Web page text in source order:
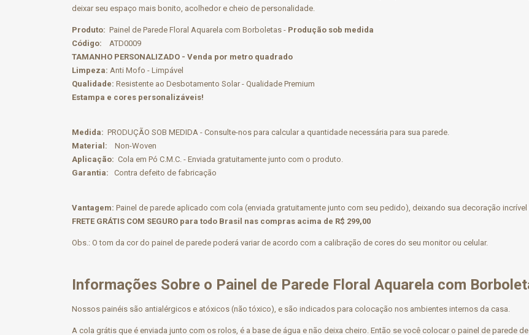
deixar seu espaço mais bonito, acolhedor e cheio de personalidade.
Produto: Painel de Parede Floral Aquarela com Borboletas - Produção sob medida
Código: ATD0009
TAMANHO PERSONALIZADO - Venda por metro quadrado
Limpeza: Anti Mofo - Limpável
Qualidade: Resistente ao Desbotamento Solar - Qualidade Premium
Estampa e cores personalizáveis!
Medida: PRODUÇÃO SOB MEDIDA - Consulte-nos para calcular a quantidade necessária para sua parede.
Material: Non-Woven
Aplicação: Cola em Pó C.M.C. - Enviada gratuitamente junto com o produto.
Garantia: Contra defeito de fabricação
Vantagem: Painel de parede aplicado com cola (enviada gratuitamente junto com seu pedido), deixando sua decoração
FRETE GRÁTIS COM SEGURO para todo Brasil nas compras acima de R$ 299,00
Obs.: O tom da cor do painel de parede poderá variar de acordo com a calibração de cores do seu monitor ou celular.
Informações Sobre o Painel de Parede Floral Aquarela com
Nossos painéis são antialérgicos e atóxicos (não tóxico), e são indicados para colocação nos ambientes internos da casa.
A cola grátis que é enviada junto com os rolos, é a base de água e não deixa cheiro. Então se você colocar o painel de parede